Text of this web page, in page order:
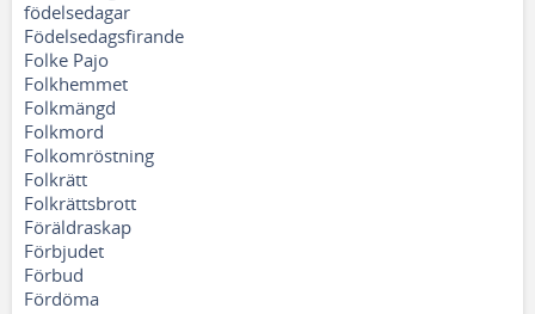
födelsedagar
Födelsedagsfirande
Folke Pajo
Folkhemmet
Folkmängd
Folkmord
Folkomröstning
Folkrätt
Folkrättsbrott
Föräldraskap
Förbjudet
Förbud
Fördöma